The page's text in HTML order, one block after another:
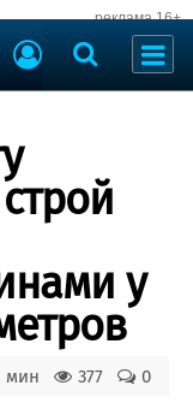
реклама 16+
у
0
377
мин